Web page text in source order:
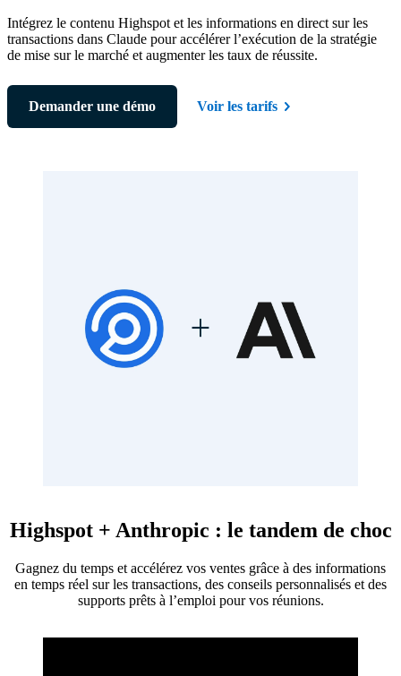
Intégrez le contenu Highspot et les informations en direct sur les
transactions dans Claude pour accélérer l’exécution de la stratégie
de mise sur le marché et augmenter les taux de réussite.
Demander une démo Voir les tarifs
Highspot + Anthropic : le tandem de choc
Gagnez du temps et accélérez vos ventes grâce à des informations
en temps réel sur les transactions, des conseils personnalisés et des
supports prêts à l’emploi pour vos réunions.